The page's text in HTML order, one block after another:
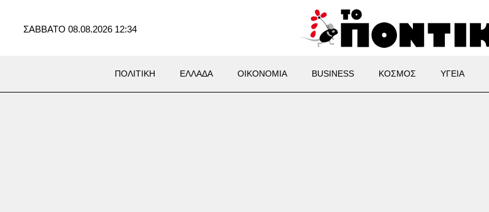
ΣΑΒΒΑΤΟ 08.08.2026 12:34
ΠΟΛΙΤΙΚΗ ΕΛΛΑΔΑ ΟΙΚΟΝΟΜΙΑ BUSINESS ΚΟΣΜΟΣ ΥΓΕΙΑ